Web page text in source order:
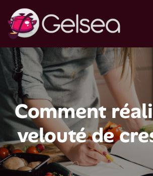
Comment
velouté de